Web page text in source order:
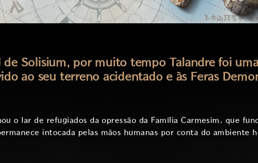
de Solisium, por muito tempo Talandre foi
ao seu terreno acidentado e às Feras
o lar de refugiados da opressão da Família Carmesim, que
intocada pelas mãos humanas por conta do ambiente